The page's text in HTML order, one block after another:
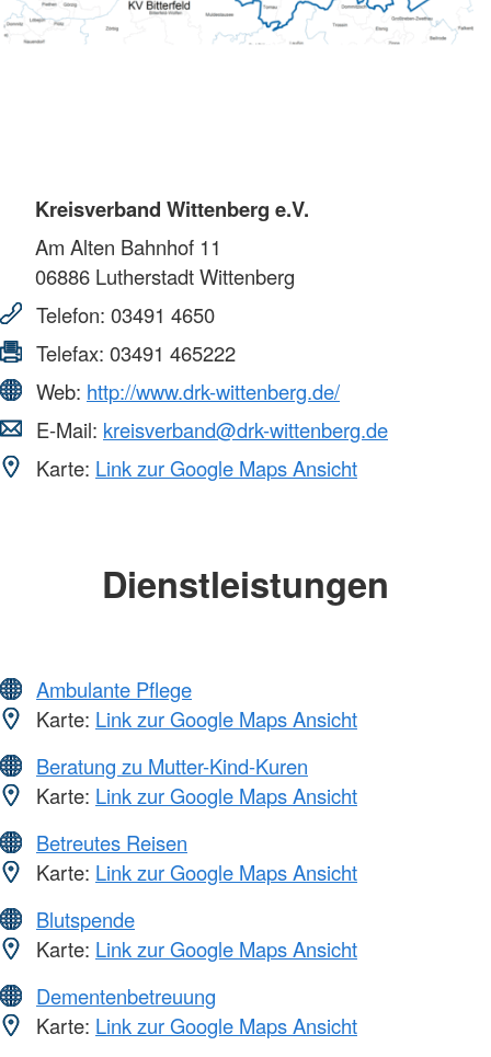
Kreisverband Wittenberg e.V.
Am Alten Bahnhof 11
06886 Lutherstadt Wittenberg
Telefon: 03491 4650
Telefax: 03491 465222
Web: http://www.drk-wittenberg.de/
E-Mail: kreisverband@drk-wittenberg.de
Karte: Link zur Google Maps Ansicht
Dienstleistungen
Ambulante Pflege
Karte: Link zur Google Maps Ansicht
Beratung zu Mutter-Kind-Kuren
Karte: Link zur Google Maps Ansicht
Betreutes Reisen
Karte: Link zur Google Maps Ansicht
Blutspende
Karte: Link zur Google Maps Ansicht
Dementenbetreuung
Karte: Link zur Google Maps Ansicht